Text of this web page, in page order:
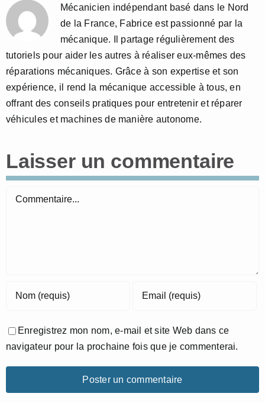
Mécanicien indépendant basé dans le Nord
de la France, Fabrice est passionné par la
mécanique. Il partage régulièrement des
tutoriels pour aider les autres à réaliser eux-mêmes des
réparations mécaniques. Grâce à son expertise et son
expérience, il rend la mécanique accessible à tous, en
offrant des conseils pratiques pour entretenir et réparer
véhicules et machines de manière autonome.
Laisser un commentaire
Commentaire
Enregistrez mon nom, e-mail et site Web dans ce
navigateur pour la prochaine fois que je commenterai.